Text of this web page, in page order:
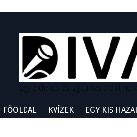
FŐOLDAL KVÍZEK EGY KIS HAZAI